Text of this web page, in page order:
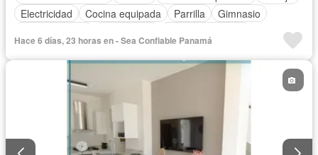
Electricidad
Cocina equipada Parrilla
Gimnasio
Seguridad
Cuarto de servicio Piscina
Hace 6 días, 23 horas en - Sea Confiable Panamá